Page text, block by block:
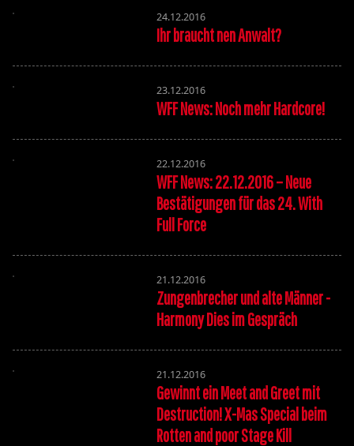
24.12.2016
Ihr braucht nen Anwalt?
23.12.2016
WFF News: Noch mehr Hardcore!
22.12.2016
WFF News: 22.12.2016 – Neue
Bestätigungen für das 24. With
Full Force
21.12.2016
Zungenbrecher und alte Männer -
Harmony Dies im Gespräch
21.12.2016
Gewinnt ein Meet and Greet mit
Destruction! X-Mas Special beim
Rotten and poor Stage Kill